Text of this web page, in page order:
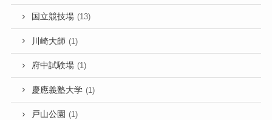
国立競技場 (13)
川崎大師 (1)
府中試験場 (1)
慶應義塾大学 (1)
戸山公園 (1)